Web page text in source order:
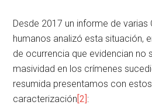
Desde 2017 un informe de varias
humanos analizó esta situación,
de ocurrencia que evidencian no
masividad en los crímenes
resumida presentamos con
caracterización[2]: